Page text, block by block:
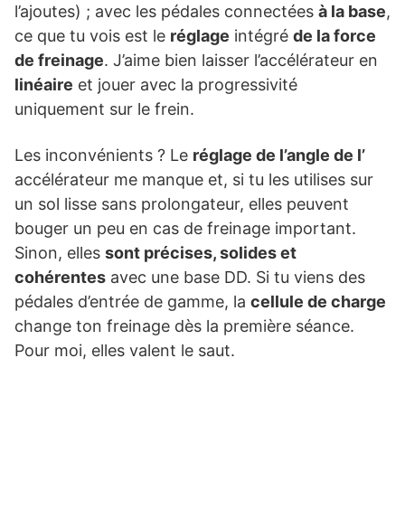
l’ajoutes) ; avec les pédales connectées à la base,
ce que tu vois est le réglage intégré de la force
de freinage. J’aime bien laisser l’accélérateur en
linéaire et jouer avec la progressivité
uniquement sur le frein.
Les inconvénients ? Le réglage de l’angle de l’
accélérateur me manque et, si tu les utilises sur
un sol lisse sans prolongateur, elles peuvent
bouger un peu en cas de freinage important.
Sinon, elles sont précises, solides et
cohérentes avec une base DD. Si tu viens des
pédales d’entrée de gamme, la cellule de charge
change ton freinage dès la première séance.
Pour moi, elles valent le saut.